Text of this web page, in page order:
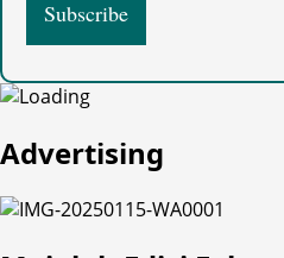
Advertising